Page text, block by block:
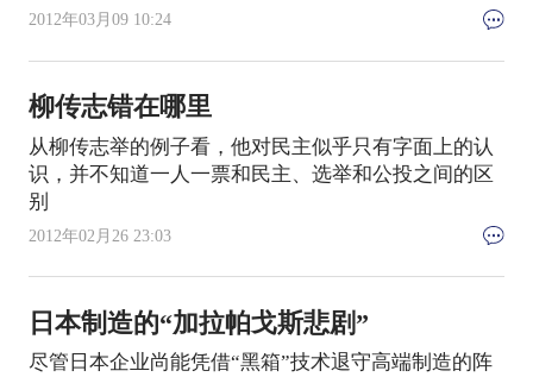
2012年03月09 10:24
柳传志错在哪里
从柳传志举的例子看，他对民主似乎只有字面上的认
识，并不知道一人一票和民主、选举和公投之间的区
别
2012年02月26 23:03
日本制造的“加拉帕戈斯悲剧”
尽管日本企业尚能凭借“黑箱”技术退守高端制造的阵